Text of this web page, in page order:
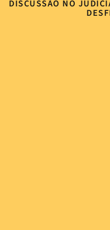
DISCUSSÃO NO